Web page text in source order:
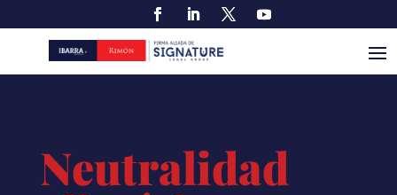
Neutralidad